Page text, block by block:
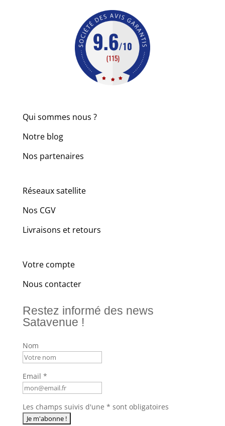
Qui sommes nous ?
Notre blog
Nos partenaires
Réseaux satellite
Nos CGV
Livraisons et retours
Votre compte
Nous contacter
Restez informé des news
Satavenue !
Nom
Email *
Les champs suivis d'une * sont obligatoires